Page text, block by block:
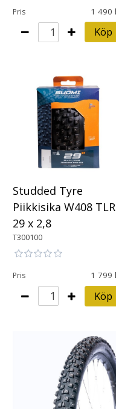
Pris 1 490
Köp
Studded Tyre
Piikkisika W408 TLR
29 x 2,8
T300100
Pris 1 799
Köp